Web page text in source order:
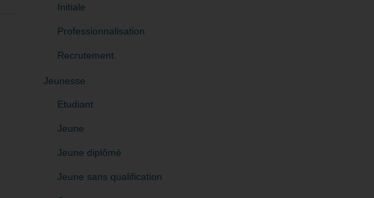
Initiale
Professionnalisation
Recrutement
Jeunesse
Etudiant
Jeune
Jeune diplômé
Jeune sans qualification